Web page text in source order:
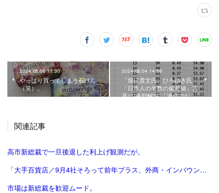
2024.08.06 11:30
やっぱり買ってしまう石けん
（笑）。
2024.08.04 14:58
「堀江貴文氏、ひろゆき氏
「日本人の半数の偏差値」言
及に”痛烈解説”「適切でな…
関連記事
高市新総裁で一旦後退した利上げ観測だが。
「大手百貨店／9月4社そろって前年プラス、外商・インバウンド好調 | 流通ニュース」
市場は新総裁を歓迎ムード。